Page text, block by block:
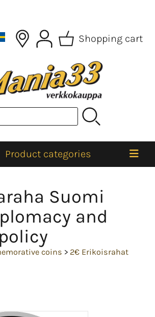
Shopping cart
Product categories
Suomi
and
coins > 2€ Erikoisrahat